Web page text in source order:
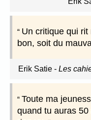
Un critique qui
bon, soit du
Erik Satie - Les
Toute ma
quand tu auras